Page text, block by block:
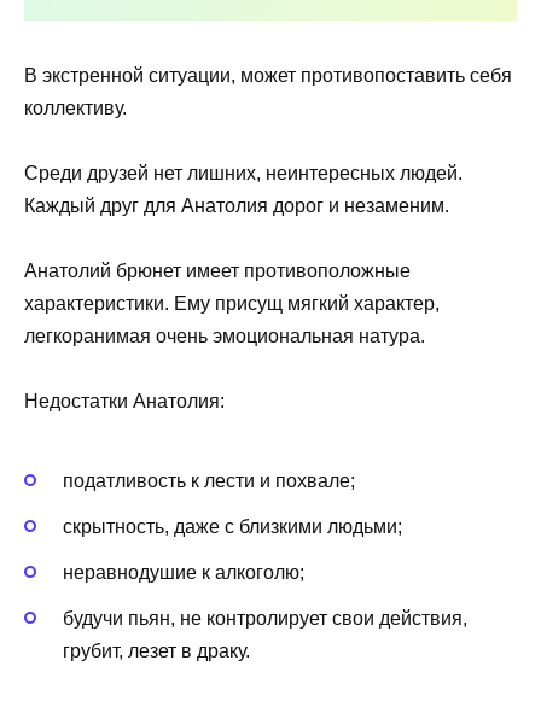
В экстренной ситуации, может противопоставить себя
коллективу.
Среди друзей нет лишних, неинтересных людей.
Каждый друг для Анатолия дорог и незаменим.
Анатолий брюнет имеет противоположные
характеристики. Ему присущ мягкий характер,
легкоранимая очень эмоциональная натура.
Недостатки Анатолия:
податливость к лести и похвале;
скрытность, даже с близкими людьми;
неравнодушие к алкоголю;
будучи пьян, не контролирует свои действия,
грубит, лезет в драку.